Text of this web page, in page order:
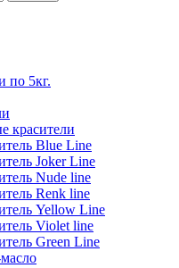
по 5кг.
красители
Blue Line
Joker Line
Nude line
Renk line
Yellow Line
Violet line
Green Line